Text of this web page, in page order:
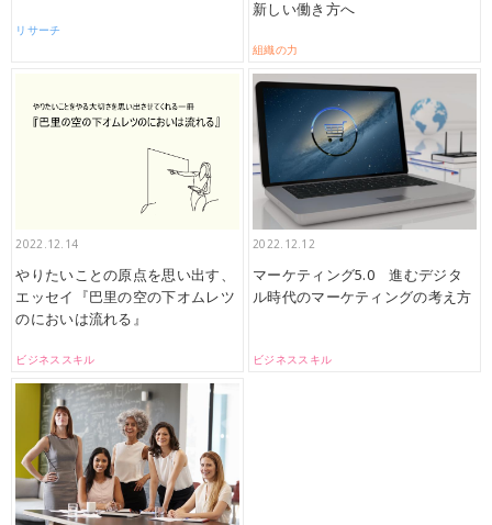
リサーチ
新しい働き方へ
組織の力
2022.12.14
やりたいことの原点を思い出す、
エッセイ『巴里の空の下オムレツ
のにおいは流れる』
ビジネススキル
2022.12.12
マーケティング5.0 進むデジタ
ル時代のマーケティングの考え方
ビジネススキル